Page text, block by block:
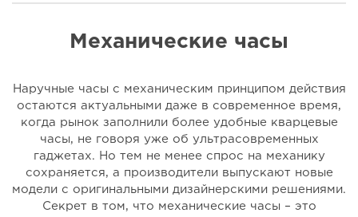
Механические часы
Наручные часы с механическим принципом действия
остаются актуальными даже в современное время,
когда рынок заполнили более удобные кварцевые
часы, не говоря уже об ультрасовременных
гаджетах. Но тем не менее спрос на механику
сохраняется, а производители выпускают новые
модели с оригинальными дизайнерскими решениями.
Секрет в том, что механические часы – это